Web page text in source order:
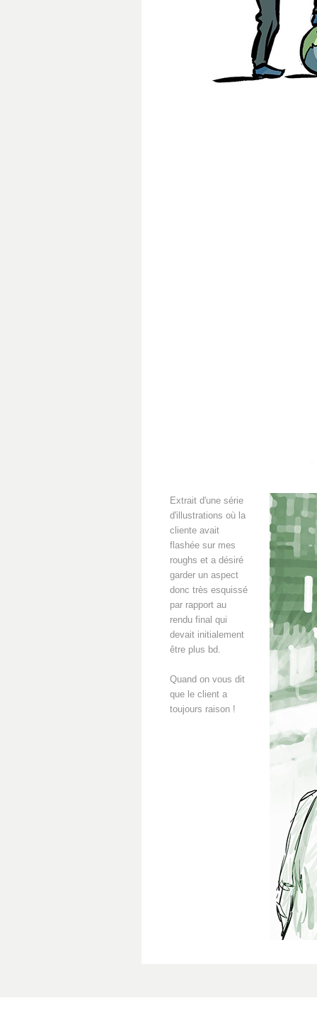
Extrait d'une série
d'illustrations où la
cliente avait
flashée sur mes
roughs et a désiré
garder un aspect
donc très esquissé
par rapport au
rendu final qui
devait initialement
être plus bd.
Quand on vous dit
que le client a
toujours raison !